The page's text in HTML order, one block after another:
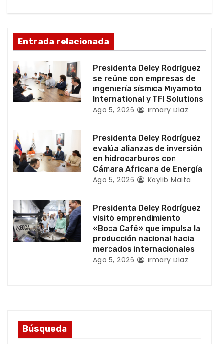
n
d
e
e
t
r
a
d
a
s
Entrada relacionada
Presidenta Delcy Rodríguez
se reúne con empresas de
ingeniería sísmica Miyamoto
International y TFI Solutions
Ago 5, 2026 Irmary Diaz
Presidenta Delcy Rodríguez
evalúa alianzas de inversión
en hidrocarburos con
Cámara Africana de Energía
Ago 5, 2026 Kaylib Maita
Presidenta Delcy Rodríguez
visitó emprendimiento
«Boca Café» que impulsa la
producción nacional hacia
mercados internacionales
Ago 5, 2026 Irmary Diaz
Búsqueda